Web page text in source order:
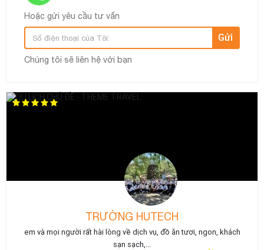
Hoặc gửi yêu cầu tư vấn
Gửi
Chúng tôi sẽ liên hệ với bạn
Đoàn VTB
Theme Travel tổ chức, em và mọi người rất hài lòng về dịch vụ,
team và gala. Tuy...